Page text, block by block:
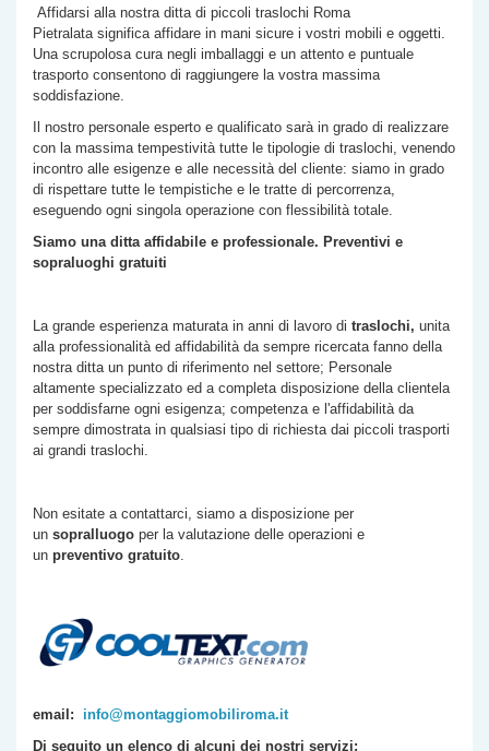
Affidarsi alla nostra ditta di piccoli traslochi Roma
Pietralata significa affidare in mani sicure i vostri mobili e oggetti.
Una scrupolosa cura negli imballaggi e un attento e puntuale
trasporto consentono di raggiungere la vostra massima
soddisfazione.
Il nostro personale esperto e qualificato sarà in grado di realizzare
con la massima tempestività tutte le tipologie di traslochi, venendo
incontro alle esigenze e alle necessità del cliente: siamo in grado
di rispettare tutte le tempistiche e le tratte di percorrenza,
eseguendo ogni singola operazione con flessibilità totale.
Siamo una ditta affidabile e professionale. Preventivi e
sopraluoghi gratuiti
La grande esperienza maturata in anni di lavoro di traslochi, unita
alla professionalità ed affidabilità da sempre ricercata fanno della
nostra ditta un punto di riferimento nel settore; Personale
altamente specializzato ed a completa disposizione della clientela
per soddisfarne ogni esigenza; competenza e l'affidabilità da
sempre dimostrata in qualsiasi tipo di richiesta dai piccoli trasporti
ai grandi traslochi.
Non esitate a contattarci, siamo a disposizione per
un sopralluogo per la valutazione delle operazioni e
un preventivo gratuito.
email: info@montaggiomobiliroma.it
Di seguito un elenco di alcuni dei nostri servizi: